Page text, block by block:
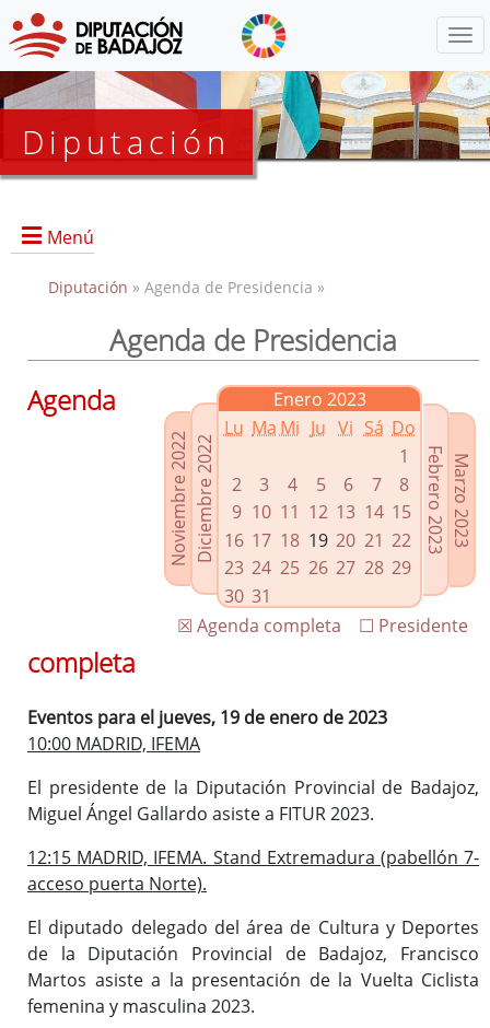
Diputación
Menú
Presidencia
Grupos Políticos
Enlaces relacionados
Agenda de Presidencia
Plenos provinciales y Juntas de gobierno
Oficina de Proyectos Europeos
Diputación » Agenda de Presidencia »
Agenda de Presidencia
Noviembre 2022Diciembre 2022
Enero 2023
Lu Ma Mi Ju Vi Sá Do
1
2
3 4 5 6 7
8
9 10 11 12 13 14 15
16 17 18 19 20 21 22
23 24 25 26 27 28 29
30 31
Marzo 2023
Febrero 2023
☐ Presidente
☒ Agenda completa
Agenda
completa
Eventos para el jueves, 19 de enero de 2023
10:00 MADRID, IFEMA
El presidente de la Diputación Provincial de Badajoz,
Miguel Ángel Gallardo asiste a FITUR 2023.
12:15 MADRID, IFEMA. Stand Extremadura (pabellón 7-
acceso puerta Norte).
El diputado delegado del área de Cultura y Deportes
de la Diputación Provincial de Badajoz, Francisco
Martos asiste a la presentación de la Vuelta Ciclista
femenina y masculina 2023.